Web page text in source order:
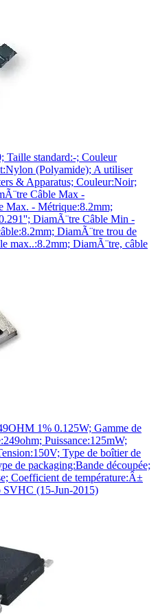
standard:-; Couleur
(Polyamide); A utiliser
& Apparatus; Couleur:Noir;
Câble Max -
Max. - Métrique:8.2mm;
DiamÃ¨tre Câble Min -
DiamÃ¨tre trou de
max..:8.2mm; DiamÃ¨tre, câble
1% 0.125W; Gamme de
Puissance:125mW;
Type de boîtier de
de packaging:Bande découpée;
Coefficient de température:Â±
(15-Jun-2015)